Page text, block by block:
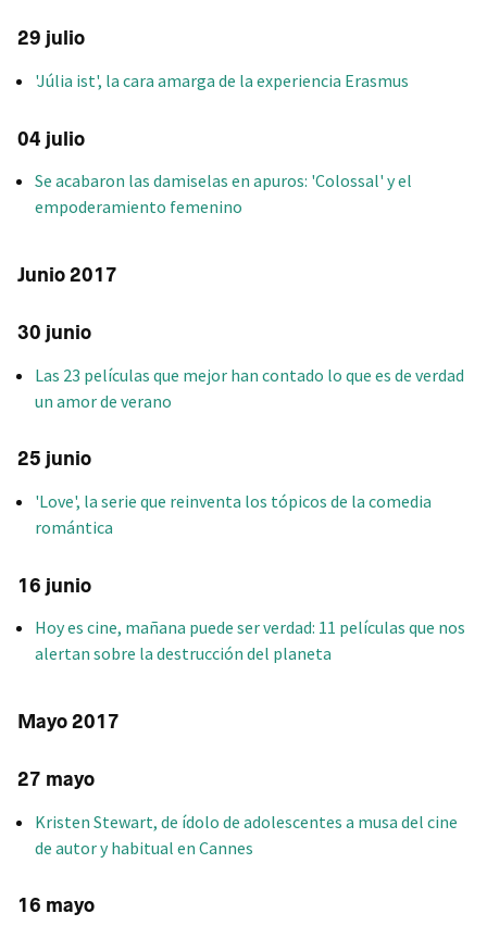
29 julio
'Júlia ist', la cara amarga de la experiencia Erasmus
04 julio
Se acabaron las damiselas en apuros: 'Colossal' y el
empoderamiento femenino
Junio 2017
30 junio
Las 23 películas que mejor han contado lo que es de verdad
un amor de verano
25 junio
'Love', la serie que reinventa los tópicos de la comedia
romántica
16 junio
Hoy es cine, mañana puede ser verdad: 11 películas que nos
alertan sobre la destrucción del planeta
Mayo 2017
27 mayo
Kristen Stewart, de ídolo de adolescentes a musa del cine
de autor y habitual en Cannes
16 mayo